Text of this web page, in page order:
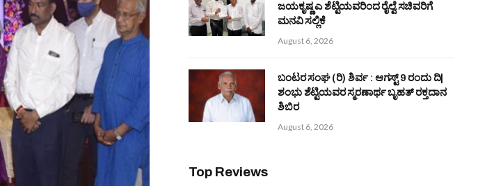
ಜಯಕೃಷ್ಣ ಎ ಶೆಟ್ಟಿಯವರಿಂದ ರೈಲ್ವೆ ಸಚಿವರಿಗೆ
ಮನವಿ ಸಲ್ಲಿಕೆ
August 6, 2026
ಬಂಟರ ಸಂಘ (ರಿ) ಶಿರ್ವ : ಆಗಸ್ಟ್ 9 ರಂದು ದಿ|
ಶಂಭು ಶೆಟ್ಟಿಯವರ ಸ್ಮರಣಾರ್ಥ ಬೃಹತ್ ರಕ್ತದಾನ
ಶಿಬಿರ
August 6, 2026
Top Reviews